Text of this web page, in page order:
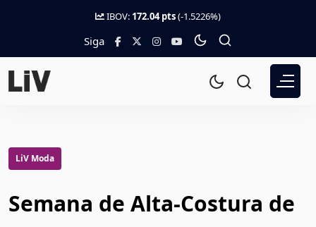
IBOV: 172.04 pts(-1.5226%)
Siga
LiV Moda
Semana de Alta-Costura de